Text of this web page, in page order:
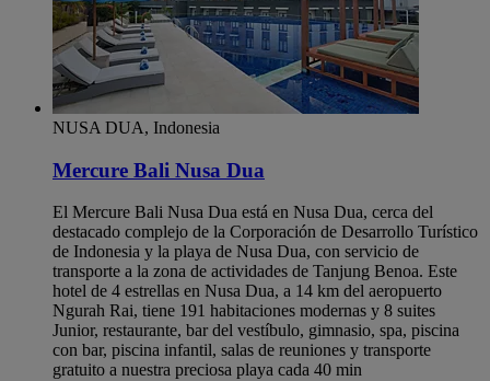
NUSA DUA, Indonesia
Mercure Bali Nusa Dua
El Mercure Bali Nusa Dua está en Nusa Dua, cerca del
destacado complejo de la Corporación de Desarrollo Turístico
de Indonesia y la playa de Nusa Dua, con servicio de
transporte a la zona de actividades de Tanjung Benoa. Este
hotel de 4 estrellas en Nusa Dua, a 14 km del aeropuerto
Ngurah Rai, tiene 191 habitaciones modernas y 8 suites
Junior, restaurante, bar del vestíbulo, gimnasio, spa, piscina
con bar, piscina infantil, salas de reuniones y transporte
gratuito a nuestra preciosa playa cada 40 min